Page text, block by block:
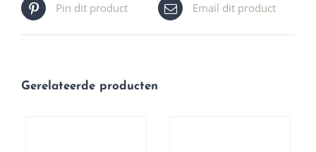
Pin dit product Email dit product
Gerelateerde producten